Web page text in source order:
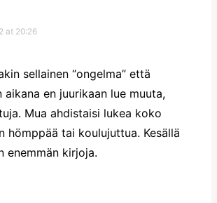
at 20:26
sellainen “ongelma” että
aikana en juurikaan lue muuta,
Mua ahdistaisi lukea koko
hömppää tai koulujuttua. Kesällä
enemmän kirjoja.